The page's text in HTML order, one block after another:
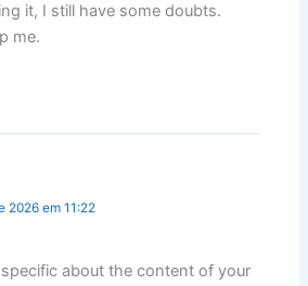
it, I still have some doubts.
me.
2026 em 11:22
about the content of your